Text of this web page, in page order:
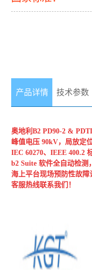
产品详情 技术参数
奥地利B2 PD90-2 &
峰值电压 90kV，局放定
IEC 60270、IEEE 400.2
b2 Suite 软件全自动检
海上平台现场预防性故
客服热线联系我们！